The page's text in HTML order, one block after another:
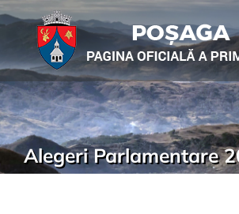
Alegeri Parlamentare